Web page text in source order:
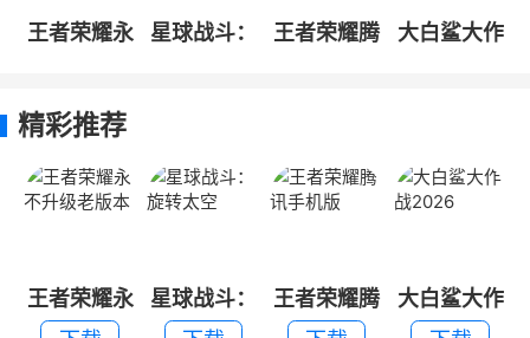
王者荣耀永
星球战斗：
王者荣耀腾
大白鲨大作
精彩推荐
王者荣耀永
不升级老版
星球战斗：
旋转太空
王者荣耀腾
讯手机版
大白鲨大作
战2026